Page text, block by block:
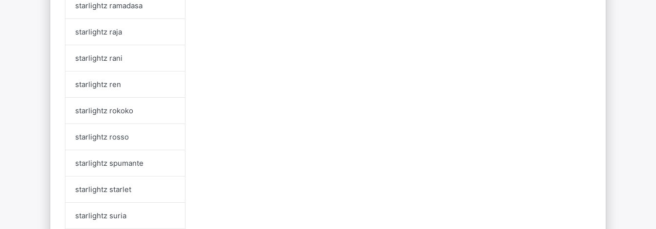
starlightz ramadasa
starlightz raja
starlightz rani
starlightz ren
starlightz rokoko
starlightz rosso
starlightz spumante
starlightz starlet
starlightz suria